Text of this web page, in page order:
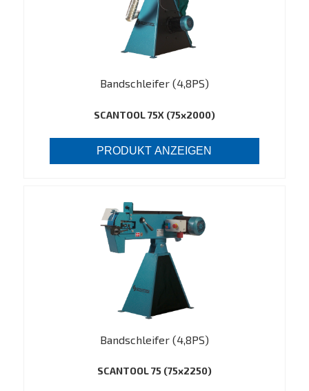
Bandschleifer (4,8PS)
SCANTOOL 75X (75x2000)
PRODUKT ANZEIGEN
Bandschleifer (4,8PS)
SCANTOOL 75 (75x2250)